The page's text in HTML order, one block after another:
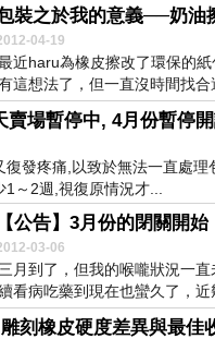
裝之於我的意義──奶油
04-19
近haru為橡皮擦改了環保的
這想法了，但一直沒時間找
...
賣場暫停中, 4月份暫停
復發疼痛,以致於無法一直處
～2週,視復原情況才...
【公告】3月份的閉關開始
03-06
三月到了，但我的喉嚨狀況一
看病吃藥到現在也蠻久了，
，所...
雕刻橡皮硬度差異與最佳